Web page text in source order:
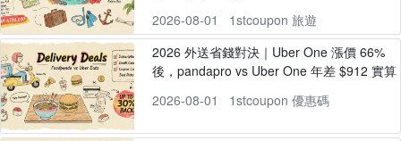
2026-08-01
1stcoupon 旅遊
2026 外送省錢對決｜Uber One 漲價 66%
後，pandapro vs Uber One 年差 $912 實算
2026-08-01
1stcoupon 優惠碼